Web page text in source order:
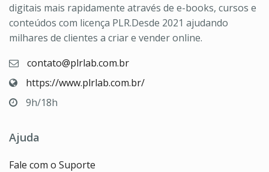
digitais mais rapidamente através de e-books, cursos e
conteúdos com licença PLR.Desde 2021 ajudando
milhares de clientes a criar e vender online.
contato@plrlab.com.br
https://www.plrlab.com.br/
9h/18h
Ajuda
Fale com o Suporte